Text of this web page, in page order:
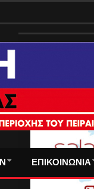
ΕΠΙΚΟΙΝΩΝΙΑ